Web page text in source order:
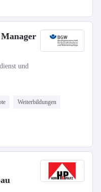
und
Weiterbildungen